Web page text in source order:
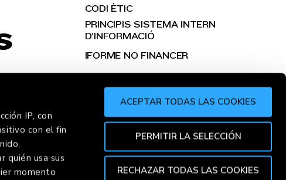
IP, con
con el fin
quién usa sus
momento
ACEPTAR TODAS LAS COOKIES
PERMITIR LA SELECCIÓN
RECHAZAR TODAS LAS COOKIES
CODI ÈTIC
PRINCIPIS SISTEMA INTERN
D’INFORMACIÓ
IFORME NO FINANCER